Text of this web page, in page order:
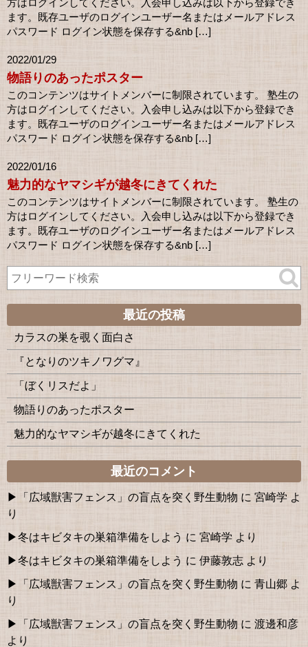
方はログインしてください。入会申し込みは以下から登録でき
ます。既存ユーザのログインユーザー名またはメールアドレス
パスワード ログイン状態を保存する&nb […]
2022/01/29
物語りのあったポスター
このコンテンツはサイトメンバーに制限されています。 塾生の
方はログインしてください。入会申し込みは以下から登録でき
ます。既存ユーザのログインユーザー名またはメールアドレス
パスワード ログイン状態を保存する&nb […]
2022/01/16
魅力的なヤマシギが越冬にきてくれた
このコンテンツはサイトメンバーに制限されています。 塾生の
方はログインしてください。入会申し込みは以下から登録でき
ます。既存ユーザのログインユーザー名またはメールアドレス
パスワード ログイン状態を保存する&nb […]
最近の投稿
カラスの巣を覗く面白さ
『となりのツキノワグマ』
「ぼくリスだよ」
物語りのあったポスター
魅力的なヤマシギが越冬にきてくれた
最近のコメント
「広域獣害フェンス」の盲点を突く野生動物 に 宮崎学 よ
り
冬はキビタキの巣箱準備をしよう に 宮崎学 より
冬はキビタキの巣箱準備をしよう に 伊藤敦志 より
「広域獣害フェンス」の盲点を突く野生動物 に 青山郷 よ
り
「広域獣害フェンス」の盲点を突く野生動物 に 渡邊和彦
より